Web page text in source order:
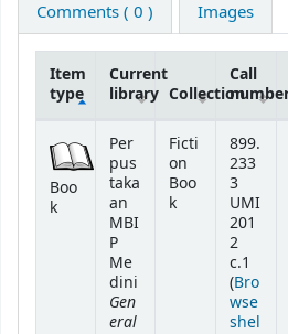
Comments ( 0 )
Images
Item
type
Current
library Collection
Call
Boo
k
Per
pus
taka
an
MBI
P
Me
dini
Gen
eral
Ficti
on
Boo
k
899.
233
3
UMI
201
2
c.1
(Bro
wse
shel